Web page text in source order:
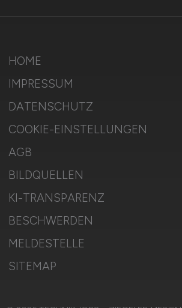
HOME
IMPRESSUM
DATENSCHUTZ
COOKIE-EINSTELLUNGEN
AGB
BILDQUELLEN
KI-TRANSPARENZ
BESCHWERDEN
MELDESTELLE
SITEMAP